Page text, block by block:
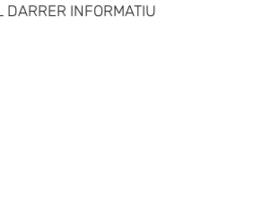
DARRER INFORMATIU